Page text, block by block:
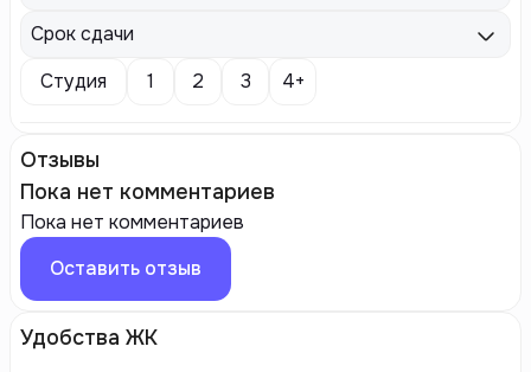
Срок сдачи
Студия
1 2 3 4+
Отзывы
Пока нет комментариев
Пока нет комментариев
Оставить отзыв
Удобства ЖК